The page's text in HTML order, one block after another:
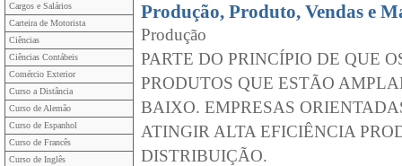
Cargos e Salários
Carteira de Motorista
Ciências
Ciências Contábeis
Comércio Exterior
Curso a Distância
Curso de Alemão
Curso de Espanhol
Curso de Francês
Curso de Inglês
Produção, Produto, Vendas e
Produção
PARTE DO PRINCÍPIO DE QUE
PRODUTOS QUE ESTÃO
BAIXO. EMPRESAS
ATINGIR ALTA EFICIÊNCIA
DISTRIBUIÇÃO.